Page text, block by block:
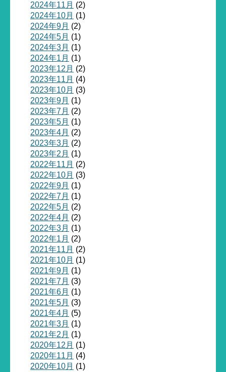
2024年11月 (2)
2024年10月 (1)
2024年9月 (2)
2024年5月 (1)
2024年3月 (1)
2024年1月 (1)
2023年12月 (2)
2023年11月 (4)
2023年10月 (3)
2023年9月 (1)
2023年7月 (2)
2023年5月 (1)
2023年4月 (2)
2023年3月 (2)
2023年2月 (1)
2022年11月 (2)
2022年10月 (3)
2022年9月 (1)
2022年7月 (1)
2022年5月 (2)
2022年4月 (2)
2022年3月 (1)
2022年1月 (2)
2021年11月 (2)
2021年10月 (1)
2021年9月 (1)
2021年7月 (3)
2021年6月 (1)
2021年5月 (3)
2021年4月 (5)
2021年3月 (1)
2021年2月 (1)
2020年12月 (1)
2020年11月 (4)
2020年10月 (1)